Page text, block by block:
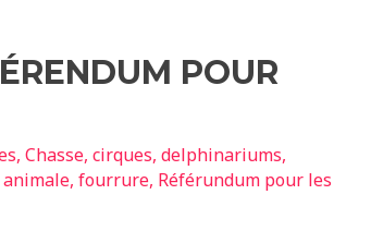
POUR
, Chasse, cirques, delphinariums,
, fourrure, Référundum pour les